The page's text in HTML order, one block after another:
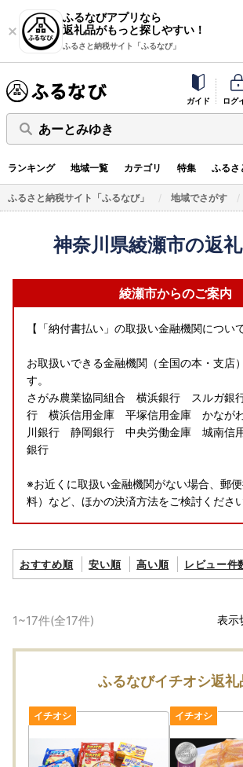
ふるなびアプリなら
返礼品がもっと探しやすい！
ふるさと納税サイト「ふるなび」
ガイド ログ
あーとみゆき
ランキング 地域一覧 カテゴリ 特集 ふるさ
ふるさと納税サイト「ふるなび」 地域でさがす
神奈川県綾瀬市の返
綾瀬市からのご案内
【「納付書払い」の取扱い金融機関について
お取扱いできる金融機関（全国の本・支店
す。
さがみ農業協同組合 横浜銀行 スルガ銀
行 横浜信用金庫 平塚信用金庫 かなが
川銀行 静岡銀行 中央労働金庫 城南信
銀行
※お近くに取扱い金融機関がない場合、郵
料）など、ほかの決済方法をご検討くださ
おすすめ順 安い順 高い順 レビュー件
1~17件(全17件) 表示
ふるなびイチオシ返礼